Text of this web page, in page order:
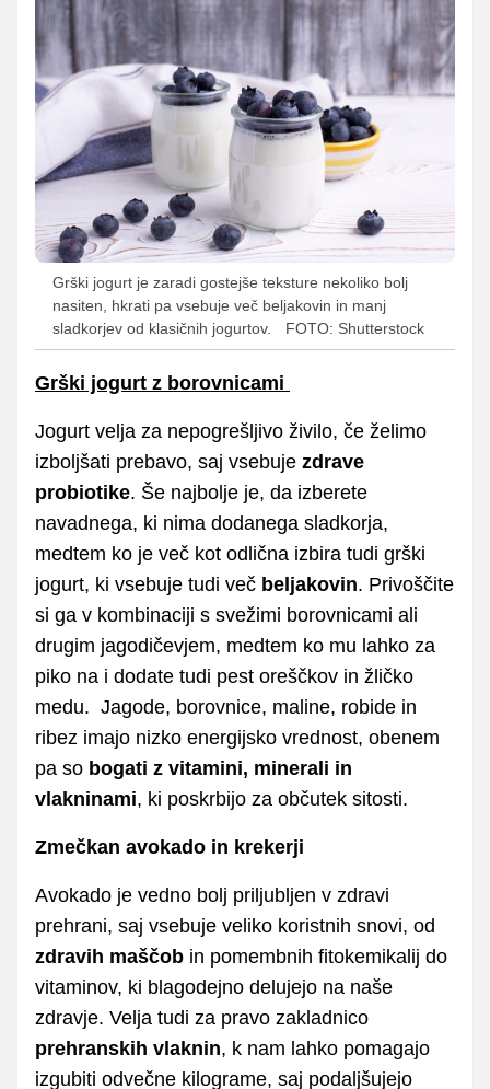
Grški jogurt je zaradi gostejše teksture nekoliko bolj
nasiten, hkrati pa vsebuje več beljakovin in manj
sladkorjev od klasičnih jogurtov.
FOTO: Shutterstock
Grški jogurt z borovnicami
Jogurt velja za nepogrešljivo živilo, če želimo
izboljšati prebavo, saj vsebuje zdrave
probiotike. Še najbolje je, da izberete
navadnega, ki nima dodanega sladkorja,
medtem ko je več kot odlična izbira tudi grški
jogurt, ki vsebuje tudi več beljakovin. Privoščite
si ga v kombinaciji s svežimi borovnicami ali
drugim jagodičevjem, medtem ko mu lahko za
piko na i dodate tudi pest oreščkov in žličko
medu. Jagode, borovnice, maline, robide in
ribez imajo nizko energijsko vrednost, obenem
pa so bogati z vitamini, minerali in
vlakninami, ki poskrbijo za občutek sitosti.
Zmečkan avokado in krekerji
Avokado je vedno bolj priljubljen v zdravi
prehrani, saj vsebuje veliko koristnih snovi, od
zdravih maščob in pomembnih fitokemikalij do
vitaminov, ki blagodejno delujejo na naše
zdravje. Velja tudi za pravo zakladnico
prehranskih vlaknin, k nam lahko pomagajo
izgubiti odvečne kilograme, saj podaljšujejo